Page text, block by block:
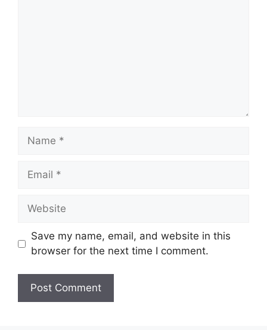
Name
Email
Website
Save my name, email, and website in this
browser for the next time I comment.